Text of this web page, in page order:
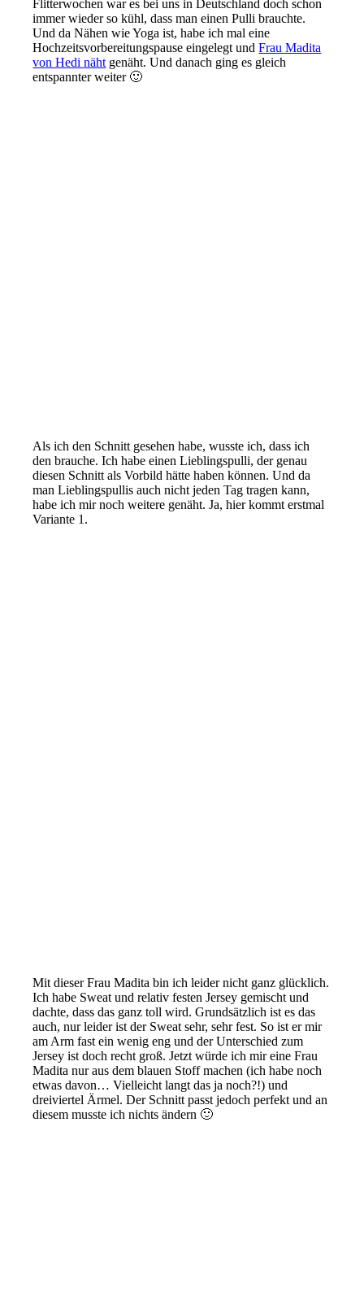
Flitterwochen war es bei uns in Deutschland doch schon
immer wieder so kühl, dass man einen Pulli brauchte.
Und da Nähen wie Yoga ist, habe ich mal eine
Hochzeitsvorbereitungspause eingelegt undFrau Madita
von Hedi näht genäht. Und danach ging es gleich
entspannter weiter 🙂
Als ich den Schnitt gesehen habe, wusste ich, dass ich
den brauche. Ich habe einen Lieblingspulli, der genau
diesen Schnitt als Vorbild hätte haben können. Und da
man Lieblingspullis auch nicht jeden Tag tragen kann,
habe ich mir noch weitere genäht. Ja, hier kommt erstmal
Variante 1.
Mit dieser Frau Madita bin ich leider nicht ganz glücklich.
Ich habe Sweat und relativ festen Jersey gemischt und
dachte, dass das ganz toll wird. Grundsätzlich ist es das
auch, nur leider ist der Sweat sehr, sehr fest. So ist er mir
am Arm fast ein wenig eng und der Unterschied zum
Jersey ist doch recht groß. Jetzt würde ich mir eine Frau
Madita nur aus dem blauen Stoff machen (ich habe noch
etwas davon… Vielleicht langt das ja noch?!) und
dreiviertel Ärmel. Der Schnitt passt jedoch perfekt und an
diesem musste ich nichts ändern 🙂